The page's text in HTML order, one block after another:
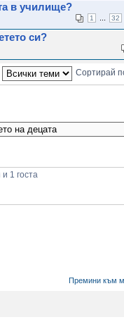
в училище?
1 32
си?
Сортирай
1 госта
Премини към